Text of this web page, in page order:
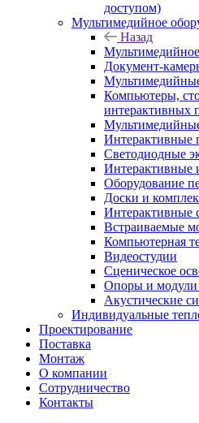
доступом)
Мультимедийное
Назад
Документ-
Компьютеры,
интерактивных
Интерактивные
Светодиодные
Интерактивные
Оборудование
Доски и
Интерактивные
Встраиваемые
Компьютерная
Видеостудии
Cценическое
Опоры и модули
Акустические
Индивидуальные
Проектирование
Поставка
Монтаж
О компании
Сотрудничество
Контакты